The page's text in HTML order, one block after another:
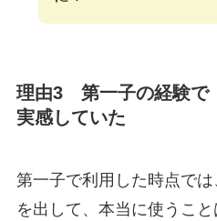
理由3 第一子の経験で
実感していた
第一子で利用した時点で
を出して、本当に使うこ